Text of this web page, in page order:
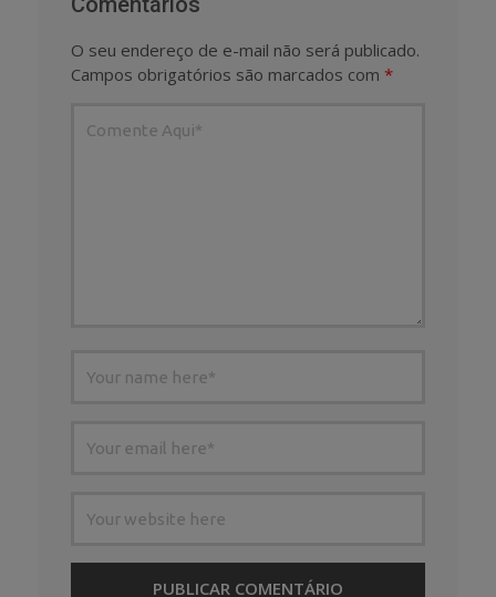
O seu endereço de e-mail não será publicado.
Campos obrigatórios são marcados com *